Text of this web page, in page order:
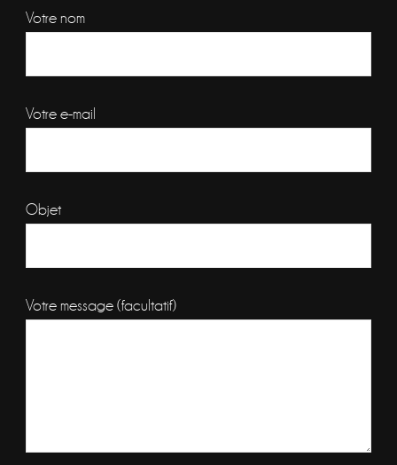
Votre nom
Votre e-mail
Objet
Votre message (facultatif)